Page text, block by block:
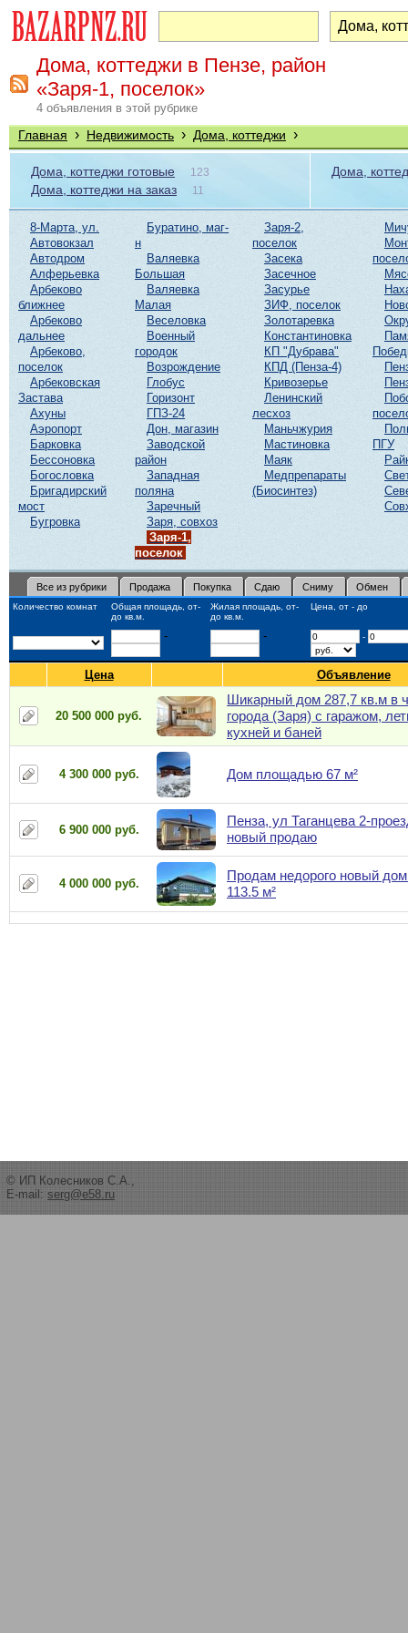
Дома, коттеджи в Пензе, район
«Заря-1, поселок»
4 объявления в этой рубрике
Главная › Недвижимость › Дома, коттеджи ›
Дома, коттеджи готовые 123
Дома, коттеджи на заказ 11
Дома,
8-Марта, ул.
Автовокзал
Автодром
Алферьевка
Арбеково
ближнее
Арбеково
дальнее
Арбеково,
поселок
Арбековская
Застава
Ахуны
Аэропорт
Барковка
Бессоновка
Богословка
Бригадирский
мост
Бугровка
Буратино, маг-
н
Валяевка
Большая
Валяевка
Малая
Веселовка
Военный
городок
Возрождение
Глобус
Горизонт
ГПЗ-24
Дон, магазин
Заводской
район
Западная
поляна
Заречный
Заря, совхоз
Заря-1,
поселок
Заря-2,
поселок
Засека
Засечное
Засурье
ЗИФ, поселок
Золотаревка
Константиновка
КП "Дубрава"
КПД (Пенза-4)
Кривозерье
Ленинский
лесхоз
Маньчжурия
Мастиновка
Маяк
Медпрепараты
(Биосинтез)
ПГУ
Все из рубрики Продажа Покупка Сдаю Сниму Обмен
Количество комнат
Общая площадь, от-
до кв.м.
Жилая площадь, от-
до кв.м.
Цена, от - до
- - -
Цена Объявление
20 500 000 руб.
Шикарный дом 287,7 кв.м в
города (Заря) с гаражом,
кухней и баней
4 300 000 руб. Дом площадью 67 м²
6 900 000 руб.
Пенза, ул Таганцева 2-
новый продаю
4 000 000 руб.
Продам недорого новый
113.5 м²
© ИП Колесников С.А.,
E-mail: serg@e58.ru